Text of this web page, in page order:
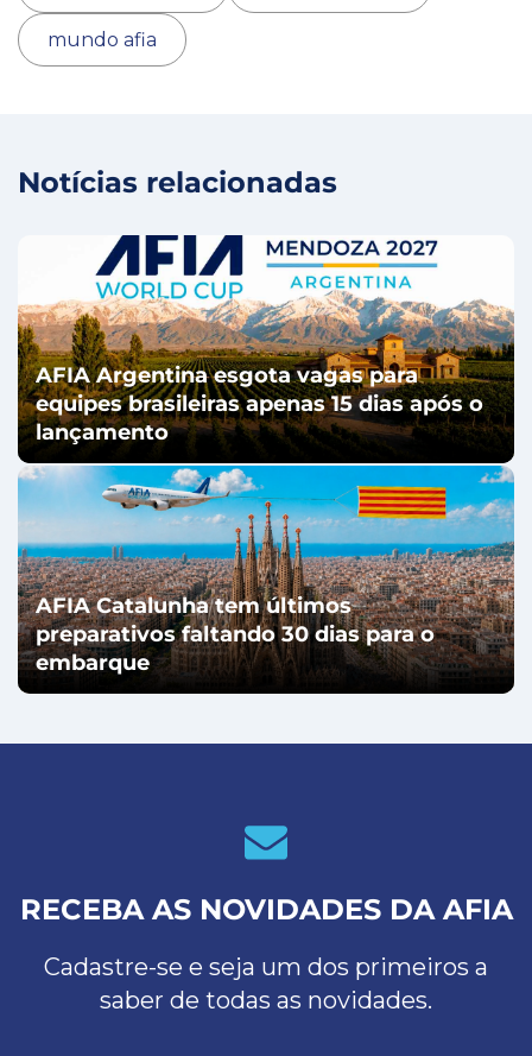
mundo afia
Notícias relacionadas
AFIA Argentina esgota vagas para
equipes brasileiras apenas 15 dias após o
lançamento
AFIA Catalunha tem últimos
preparativos faltando 30 dias para o
embarque
RECEBA AS NOVIDADES DA AFIA
Cadastre-se e seja um dos primeiros a
saber de todas as novidades.